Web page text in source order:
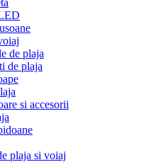
de plaja
de plaja
si accesorii
plaja si voiaj